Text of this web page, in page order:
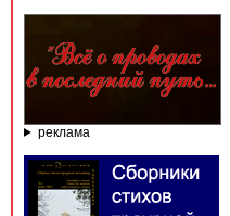
реклама